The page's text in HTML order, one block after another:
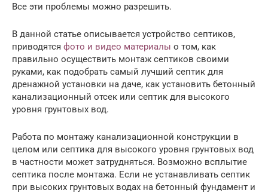
Все эти проблемы можно разрешить.
В данной статье описывается устройство септиков,
приводятся фото и видео материалы о том, как
правильно осуществить монтаж септиков своими
руками, как подобрать самый лучший септик для
дренажной установки на даче, как установить бетонный
канализационный отсек или септик для высокого
уровня грунтовых вод.
Работа по монтажу канализационной конструкции в
целом или септика для высокого уровня грунтовых вод
в частности может затрудняться. Возможно всплытие
септика после монтажа. Если не устанавливать септик
при высоких грунтовых водах на бетонный фундамент и